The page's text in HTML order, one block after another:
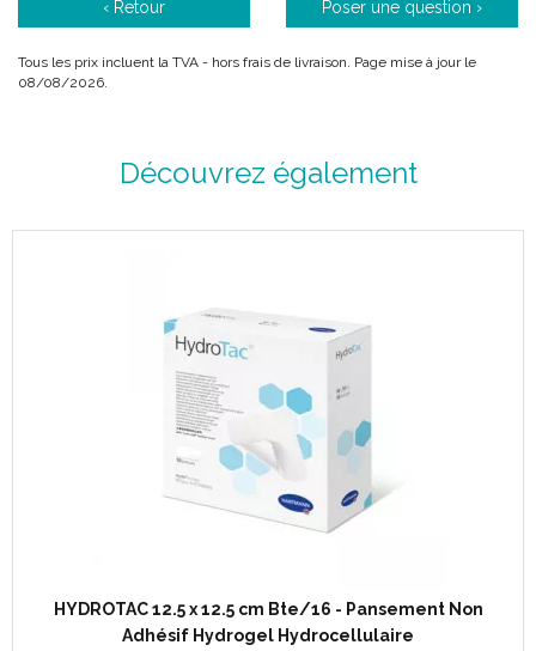
‹ Retour Poser une question ›
Tous les prix incluent la TVA - hors frais de livraison. Page mise à jour le
08/08/2026.
Découvrez également
HYDROTAC 12.5 x 12.5 cm Bte/16 - Pansement Non
Adhésif Hydrogel Hydrocellulaire